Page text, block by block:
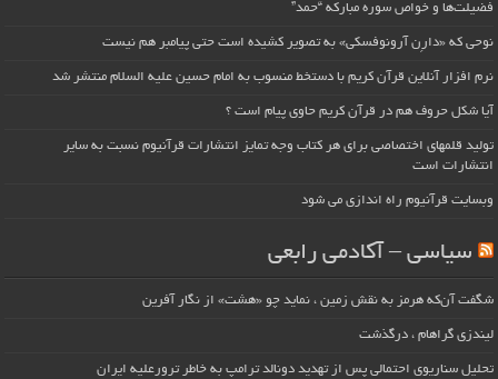
فضیلت‌ها و خواص سوره مبارکه “حمد”
نوحی که «دارِن آرونوفسکی» به تصویر کشیده است حتی پیامبر هم نیست
نرم افزار آنلاین قرآن کریم با دستخط منسوب به امام حسین علیه السلام منتشر شد
آیا شکل حروف هم در قرآن کریم حاوی پیام است ؟
تولید قلمهای اختصاصی برای هر کتاب وجه تمایز انتشارات قرآنیوم نسبت به سایر
انتشارات است
وبسایت قرآنیوم راه اندازی می شود
سیاسی – آکادمی رابعی
شگفت آن‌که هرمز به نقش زمین ، نماید چو «هشت» از نگار آفرین
لیندزی گراهام ، درگذشت
تحلیل سناریوی احتمالی پس از تهدید دونالد ترامپ به خاطر ترورعلیه ایران